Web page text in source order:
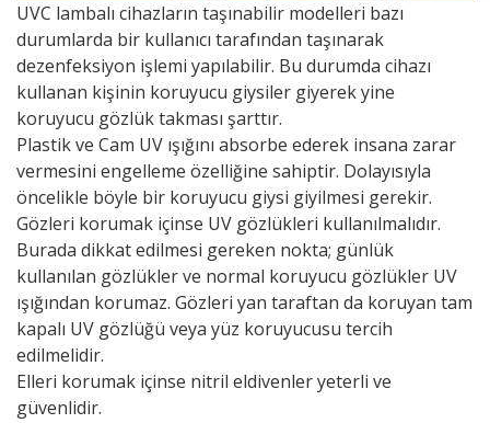
UVC lambalı cihazların taşınabilir modelleri bazı
durumlarda bir kullanıcı tarafından taşınarak
dezenfeksiyon işlemi yapılabilir. Bu durumda cihazı
kullanan kişinin koruyucu giysiler giyerek yine
koruyucu gözlük takması şarttır.
Plastik ve Cam UV ışığını absorbe ederek insana zarar
vermesini engelleme özelliğine sahiptir. Dolayısıyla
öncelikle böyle bir koruyucu giysi giyilmesi gerekir.
Gözleri korumak içinse UV gözlükleri kullanılmalıdır.
Burada dikkat edilmesi gereken nokta; günlük
kullanılan gözlükler ve normal koruyucu gözlükler UV
ışığından korumaz. Gözleri yan taraftan da koruyan tam
kapalı UV gözlüğü veya yüz koruyucusu tercih
edilmelidir.
Elleri korumak içinse nitril eldivenler yeterli ve
güvenlidir.